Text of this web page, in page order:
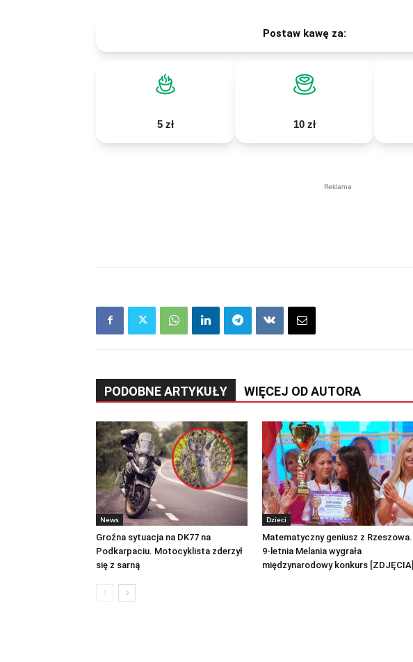
Postaw kawę za:
5 zł 10 zł
Reklama
PODOBNE ARTYKUŁY WIĘCEJ OD AUTORA
News
Groźna sytuacja na DK77 na
Podkarpaciu. Motocyklista zderzył
się z sarną
Dzieci
Matematyczny geniusz z Rzeszowa.
9-letnia Melania wygrała
międzynarodowy konkurs [ZDJĘCIA]